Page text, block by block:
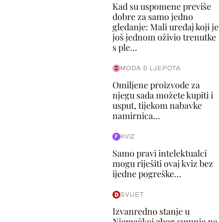
Kad su uspomene previše
dobre za samo jedno
gledanje: Mali uređaj koji je
još jednom oživio trenutke
s ple...
MODA & LJEPOTA
Omiljene proizvode za
njegu sada možete kupiti i
usput, tijekom nabavke
namirnica...
KVIZ
Samo pravi intelektualci
mogu riješiti ovaj kviz bez
ijedne pogreške...
SVIJET
Izvanredno stanje u